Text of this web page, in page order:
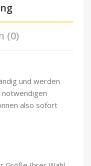
(0)
und werden
also sofort